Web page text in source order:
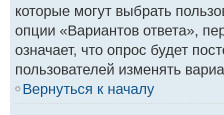
которые могут выбрать
опции «Вариантов ответа»,
означает, что опрос будет
пользователей изменять
Вернуться к началу